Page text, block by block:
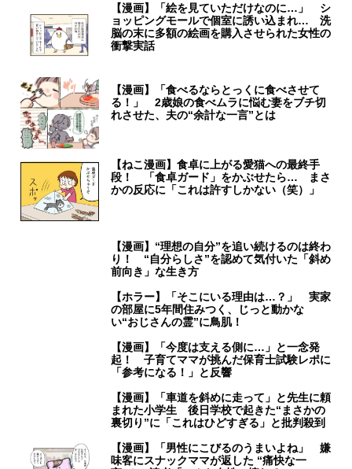
【漫画】「絵を見ていただけなのに…」 シ
ョッピングモールで個室に誘い込まれ… 洗
脳の末に多額の絵画を購入させられた女性の
衝撃実話
【漫画】「食べるならとっくに食べさせて
る！」 2歳娘の食べムラに悩む妻をブチ切
れさせた、夫の“余計な一言”とは
【ねこ漫画】食卓に上がる愛猫への最終手
段！ 「食卓ガード」をかぶせたら… まさ
かの反応に「これは許すしかない（笑）」
【漫画】“理想の自分”を追い続けるのは終わ
り！ “自分らしさ”を認めて気付いた「斜め
前向き」な生き方
【ホラー】「そこにいる理由は…？」 実家
の部屋に5年間住みつく、じっと動かな
い“おじさんの霊”に鳥肌！
【漫画】「今度は支える側に…」と一念発
起！ 子育てママが挑んだ保育士試験レポに
「参考になる！」と反響
【漫画】「車道を斜めに走って」と先生に頼
まれた小学生 後日学校で起きた“まさかの
裏切り”に「これはひどすぎる」と批判殺到
【漫画】「男性にこびるのうまいよね」 嫌
味客にスナックママが返した “痛快な一